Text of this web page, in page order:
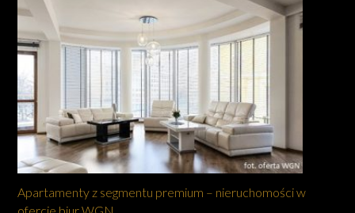
Apartamenty z segmentu premium – nieruchomości w
ofercie biur WGN